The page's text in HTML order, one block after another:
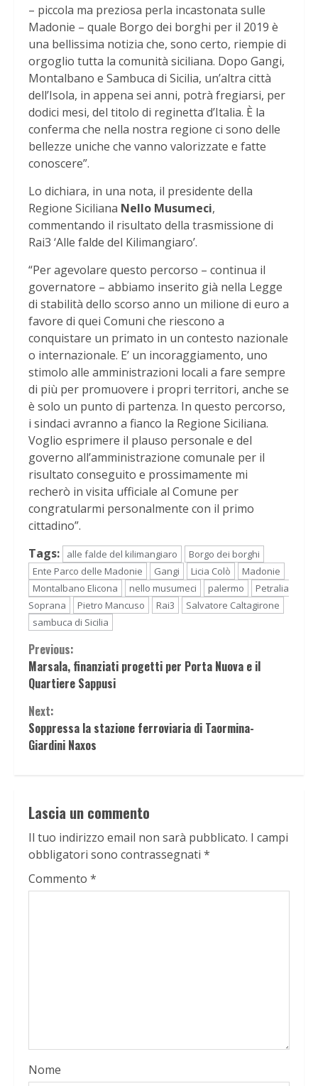
– piccola ma preziosa perla incastonata sulle
Madonie – quale Borgo dei borghi per il 2019 è
una bellissima notizia che, sono certo, riempie di
orgoglio tutta la comunità siciliana. Dopo Gangi,
Montalbano e Sambuca di Sicilia, un’altra città
dell’Isola, in appena sei anni, potrà fregiarsi, per
dodici mesi, del titolo di reginetta d’Italia. È la
conferma che nella nostra regione ci sono delle
bellezze uniche che vanno valorizzate e fatte
conoscere”.
Lo dichiara, in una nota, il presidente della
Regione Siciliana Nello Musumeci,
commentando il risultato della trasmissione di
Rai3 ‘Alle falde del Kilimangiaro’.
“Per agevolare questo percorso – continua il
governatore – abbiamo inserito già nella Legge
di stabilità dello scorso anno un milione di euro a
favore di quei Comuni che riescono a
conquistare un primato in un contesto nazionale
o internazionale. E’ un incoraggiamento, uno
stimolo alle amministrazioni locali a fare sempre
di più per promuovere i propri territori, anche se
è solo un punto di partenza. In questo percorso,
i sindaci avranno a fianco la Regione Siciliana.
Voglio esprimere il plauso personale e del
governo all’amministrazione comunale per il
risultato conseguito e prossimamente mi
recherò in visita ufficiale al Comune per
congratularmi personalmente con il primo
cittadino”.
Tags:
alle falde del kilimangiaro
Borgo dei borghi
Ente Parco delle Madonie
Gangi Licia Colò
Madonie
Montalbano Elicona
nello musumeci palermo
Petralia
Soprana
Pietro Mancuso Rai3
Salvatore Caltagirone
sambuca di Sicilia
Continue
Reading
Previous:
Marsala, finanziati progetti per Porta Nuova e il
Quartiere Sappusi
Next:
Soppressa la stazione ferroviaria di Taormina-
Giardini Naxos
Lascia un commento
Il tuo indirizzo email non sarà pubblicato. I campi
obbligatori sono contrassegnati *
Commento *
Nome